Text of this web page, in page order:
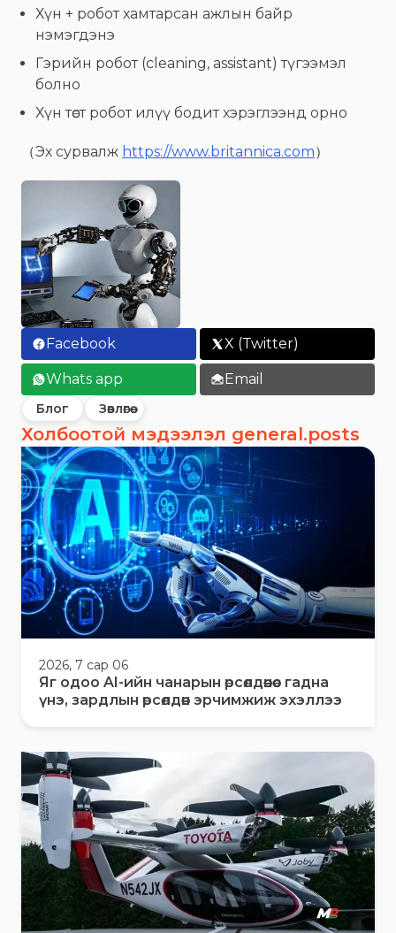
Хүн + робот хамтарсан ажлын байр
нэмэгдэнэ
Гэрийн робот (cleaning, assistant) түгээмэл
болно
Хүн төст робот илүү бодит хэрэглээнд орно
（Эх сурвалж https://www.britannica.com）
Facebook X (Twitter)
Whats app Email
Блог Зөвлөгөө
Холбоотой мэдээлэл general.posts
2026, 7 сар 06
Яг одоо AI-ийн чанарын өрсөлдөөнөөс гадна
үнэ, зардлын өрсөлдөөн эрчимжиж эхэллээ